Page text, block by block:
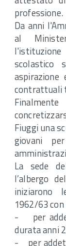
professione.
Da anni
al
scolastico
contrattuali
Fiuggi una
giovani
La sede
l’albergo
iniziarono
1962/63
- per
durata anni
- per